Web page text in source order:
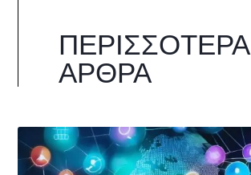
ΠΕΡΙΣΣΌΤΕΡΑ
ΆΡΘΡΑ